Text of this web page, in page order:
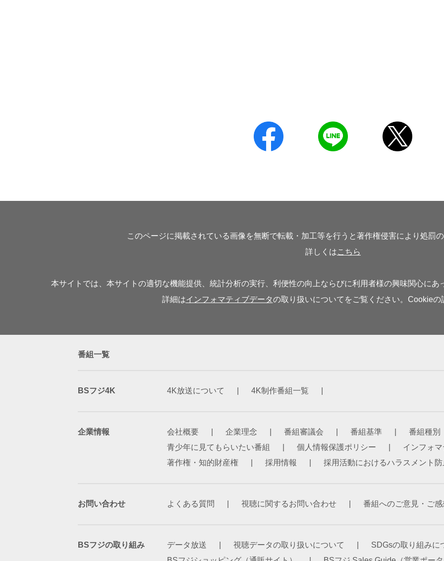
このページに掲載されている画像を無断で転載・加工等を行うと著作権侵害により処罰
詳しくはこちら
本サイトでは、本サイトの適切な機能提供、統計分析の実行、利便性の向上ならびに利用者様の興味関心にあ
詳細はインフォマティブデータの取り扱いについてをご覧ください。Cookieの
番組一覧
BSフジ4K 4K放送について 4K制作番組一覧
企業情報 会社概要 企業理念 番組審議会 番組基準
番組種別
青少年に見てもらいたい番組
個人情報保護ポリシー
インフォ
著作権・知的財産権
採用情報 採用活動におけるハラスメント
お問い合わせ よくある質問 視聴に関するお問い合わせ 番組へのご意見・ご感
BSフジの取り組み データ放送 視聴データの取り扱いについて
SDGsの取り組みに